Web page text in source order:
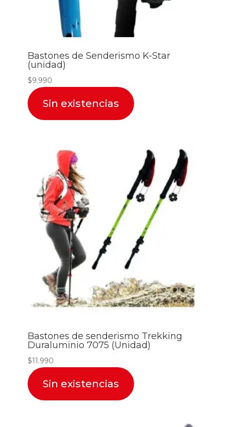
Bastones de Senderismo K-Star
(unidad)
$9.990
Sin existencias
Bastones de senderismo Trekking
Duraluminio 7075 (Unidad)
$11.990
Sin existencias